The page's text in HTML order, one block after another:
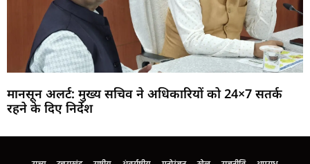
मानसून अलर्ट: मुख्य सचिव ने अधिकारियों को 24×7 सतर्क
रहने के दिए निर्देश